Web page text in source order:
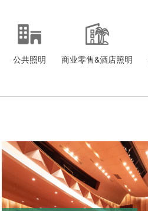
公共照明 商业零售&酒店照明